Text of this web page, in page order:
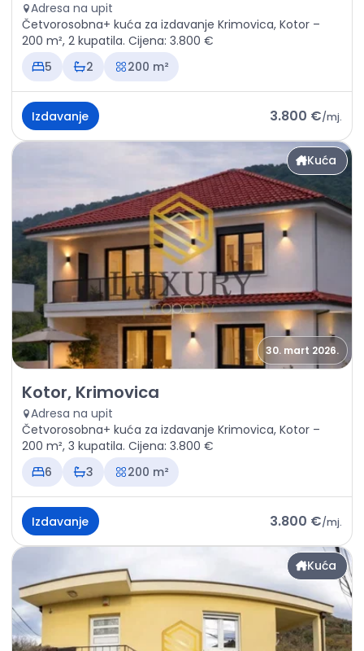
Adresa na upit
Četvorosobna+ kuća za izdavanje Krimovica, Kotor –
200 m², 2 kupatila. Cijena: 3.800 €
5
2 200 m²
Izdavanje 3.800 €/mj.
Kuća
30. mart 2026.
Izdavanje - Kuća Kotor, Krimovica
Kotor, Krimovica
Adresa na upit
Četvorosobna+ kuća za izdavanje Krimovica, Kotor –
200 m², 3 kupatila. Cijena: 3.800 €
6
3 200 m²
Izdavanje 3.800 €/mj.
Kuća